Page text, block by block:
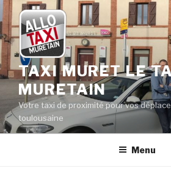
Aller
au
contenu
principal
TAXI MURET LE
MURETAIN
Votre taxi de proximité pour vos
toulousaine
Menu